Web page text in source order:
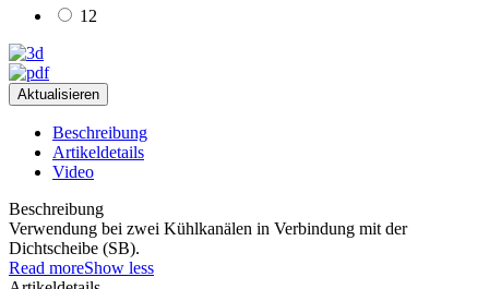
12
Beschreibung
Artikeldetails
Video
Beschreibung
Verwendung bei zwei Kühlkanälen in Verbindung mit der
Dichtscheibe (SB).
Read moreShow less